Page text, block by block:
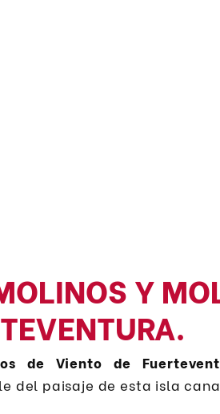
Y
de Viento de
del paisaje de esta isla